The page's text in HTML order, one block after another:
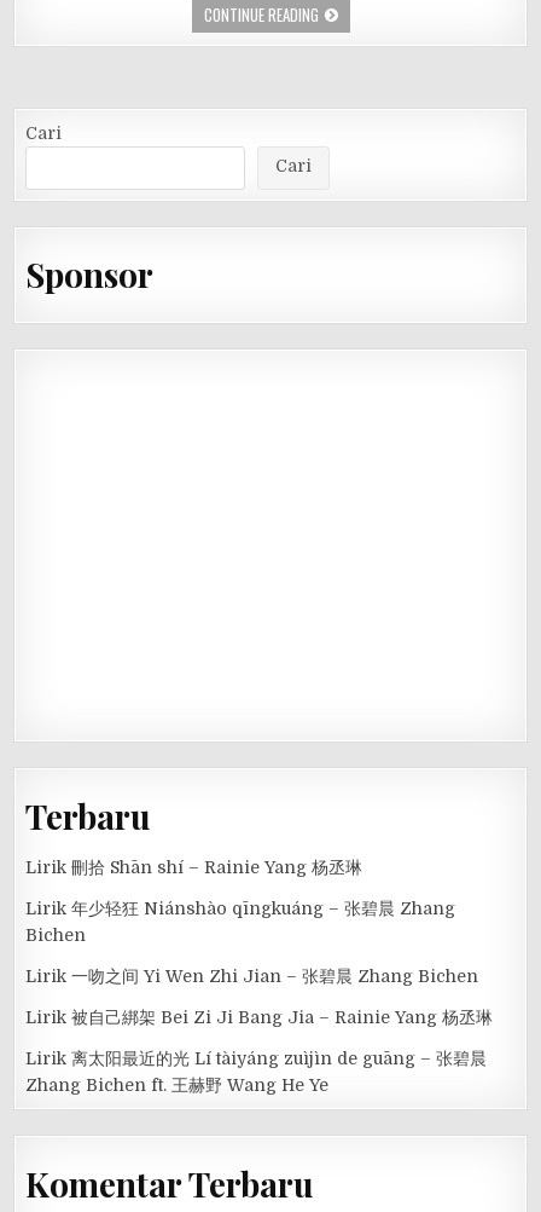
CONTINUE READING
Cari
Cari
Sponsor
Terbaru
Lirik 刪拾 Shān shí – Rainie Yang 杨丞琳
Lirik 年少轻狂 Niánshào qīngkuáng – 张碧晨 Zhang
Bichen
Lirik 一吻之间 Yi Wen Zhi Jian – 张碧晨 Zhang Bichen
Lirik 被自己綁架 Bei Zi Ji Bang Jia – Rainie Yang 杨丞琳
Lirik 离太阳最近的光 Lí tàiyáng zuìjìn de guāng – 张碧晨
Zhang Bichen ft. 王赫野 Wang He Ye
Komentar Terbaru